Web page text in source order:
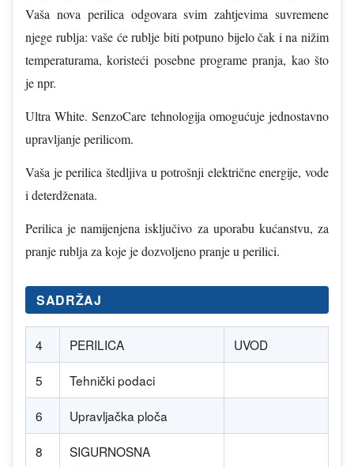
Vaša nova perilica odgovara svim zahtjevima suvremene
njege rublja: vaše će rublje biti potpuno bijelo čak i na nižim
temperaturama, koristeći posebne programe pranja, kao što
je npr.
Ultra White. SenzoCare tehnologija omogućuje jednostavno
upravljanje perilicom.
Vaša je perilica štedljiva u potrošnji električne energije, vode
i deterdženata.
Perilica je namijenjena isključivo za uporabu kućanstvu, za
pranje rublja za koje je dozvoljeno pranje u perilici.
SADRŽAJ
4 PERILICA UVOD
5 Tehnički podaci
6 Upravljačka ploča
8
SIGURNOSNA